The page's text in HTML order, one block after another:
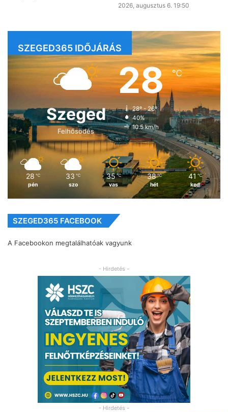
2026, augusztus 6. 19:50
SZEGED365 IDŐJÁRÁS
Szeged
Felhősödés
28℃
28º - 26º
40%
10.5 km/h
28 ℃
pén
33 ℃
szo
35 ℃
vas
38 ℃
hét
41 ℃
ked
SZEGED365 FACEBOOK
A Facebookon megtalálhatóak vagyunk
- Hirdetés -
- Hirdetés -